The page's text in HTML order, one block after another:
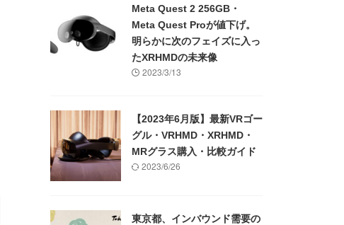
Meta Quest 2 256GB・
Meta Quest Proが値下げ。
明らかに次のフェイズに入っ
たXRHMDの未来像
2023/3/13
【2023年6月版】最新VRゴー
グル・VRHMD・XRHMD・
MRグラス購入・比較ガイド
2023/6/26
東京都、インバウンド需要の